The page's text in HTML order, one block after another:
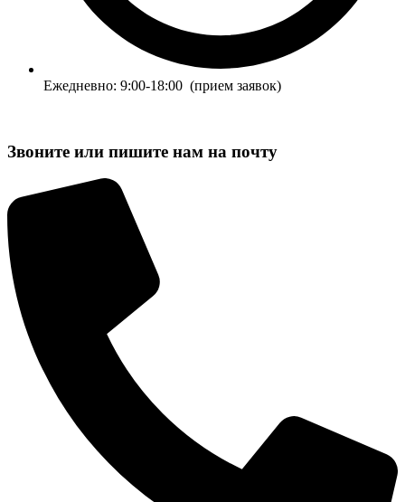
Ежедневно: 9:00-18:00 (прием заявок)
Звоните или пишите нам на почту